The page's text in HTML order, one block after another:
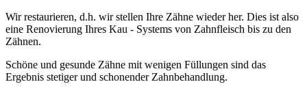
Wir restaurieren, d.h. wir stellen Ihre Zähne wieder her. Dies ist also
eine Renovierung Ihres Kau - Systems von Zahnfleisch bis zu den
Zähnen.
Schöne und gesunde Zähne mit wenigen Füllungen sind das
Ergebnis stetiger und schonender Zahnbehandlung.